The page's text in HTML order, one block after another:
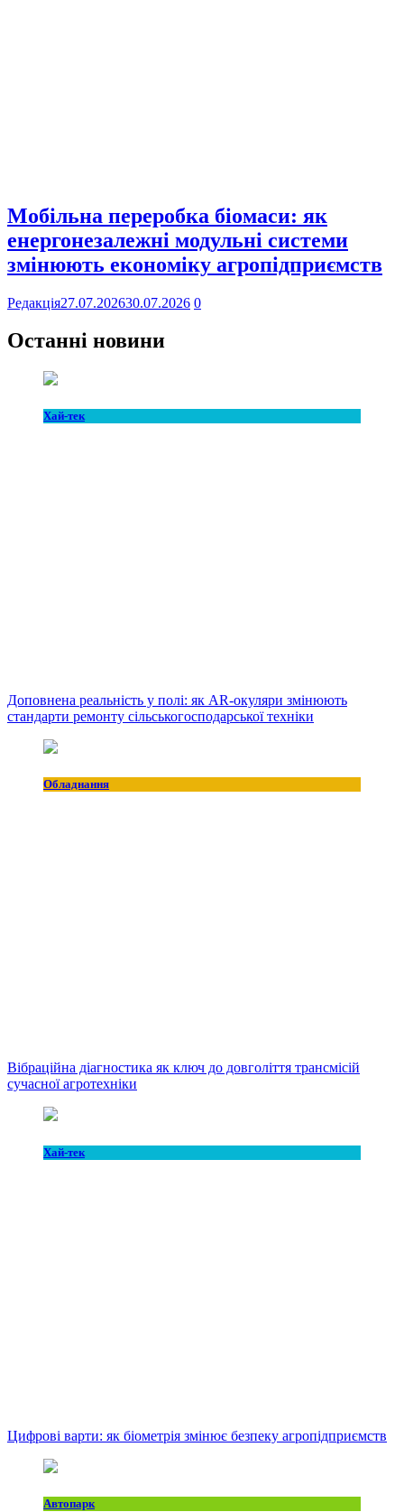
Мобільна переробка біомаси: як
енергонезалежні модульні системи
змінюють економіку агропідприємств
Редакція27.07.202630.07.2026 0
Останні новини
Хай-тек
Доповнена реальність у полі: як AR-окуляри змінюють
стандарти ремонту сільськогосподарської техніки
Обладнання
Вібраційна діагностика як ключ до довголіття трансмісій
сучасної агротехніки
Хай-тек
Цифрові варти: як біометрія змінює безпеку агропідприємств
Автопарк